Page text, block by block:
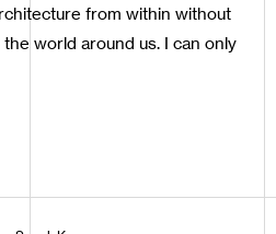
from within without
world around us. I can only